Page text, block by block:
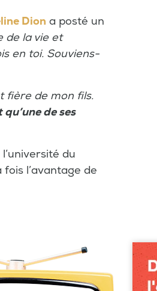
Dion a posté un
de la vie et
en toi. Souviens-
fière de mon fils.
de ses
du
fois l’avantage de